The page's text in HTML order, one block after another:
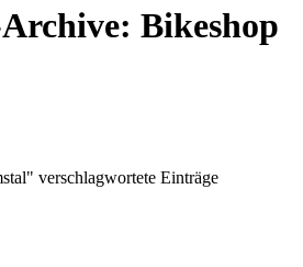
Bikeshop
verschlagwortete Einträge